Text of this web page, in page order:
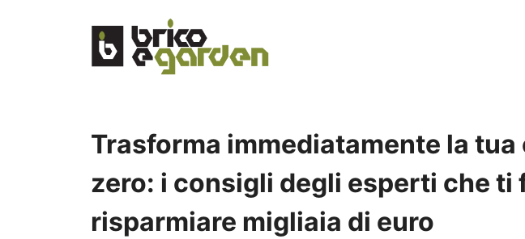
Trasforma immediatamente la tua
zero: i consigli degli esperti che ti
risparmiare migliaia di euro